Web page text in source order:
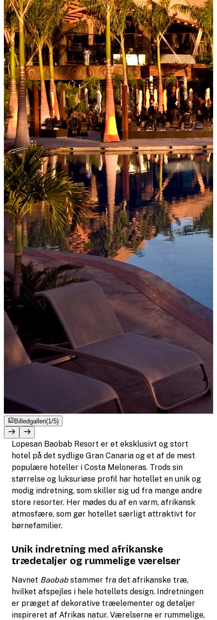
Billedgalleri(1/5)
Lopesan Baobab Resort er et eksklusivt og stort
hotel på det sydlige Gran Canaria og et af de mest
populære hoteller i Costa Meloneras. Trods sin
størrelse og luksuriøse profil har hotellet en unik og
modig indretning, som skiller sig ud fra mange andre
store resorter. Her mødes du af en varm, afrikansk
atmosfære, som gør hotellet særligt attraktivt for
børnefamilier.
Unik indretning med afrikanske
trædetaljer og rummelige værelser
Navnet Baobab stammer fra det afrikanske træ,
hvilket afspejles i hele hotellets design. Indretningen
er præget af dekorative træelementer og detaljer
inspireret af Afrikas natur. Værelserne er rummelige,